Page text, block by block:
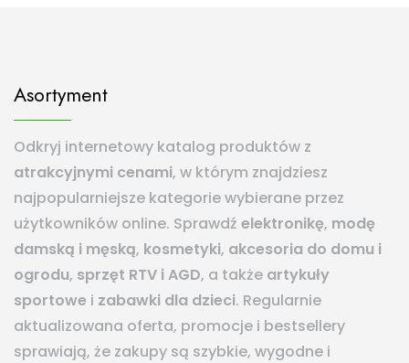
Asortyment
Odkryj internetowy katalog produktów z
atrakcyjnymi cenami, w którym znajdziesz
najpopularniejsze kategorie wybierane przez
użytkowników online. Sprawdź elektronikę, modę
damską i męską, kosmetyki, akcesoria do domu i
ogrodu, sprzęt RTV i AGD, a także artykuły
sportowe i zabawki dla dzieci. Regularnie
aktualizowana oferta, promocje i bestsellery
sprawiają, że zakupy są szybkie, wygodne i